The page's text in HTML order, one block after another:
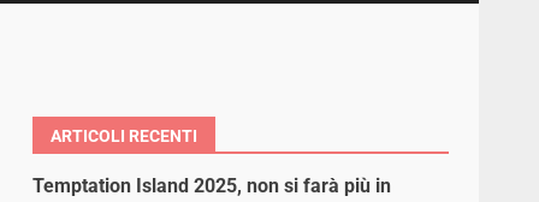
ARTICOLI RECENTI
Temptation Island 2025, non si farà più in